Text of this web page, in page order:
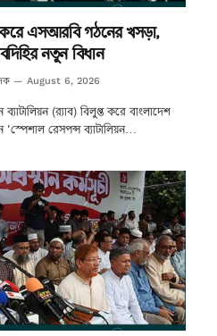
করে এসআরবি গঠনের খসড়া,
নতুন বিধান
August 6, 2026
ব্যাটালিয়ন (র‌্যাব) বিলুপ্ত করে বাংলাদেশ
রেসপন্স ব্যাটালিয়ন…